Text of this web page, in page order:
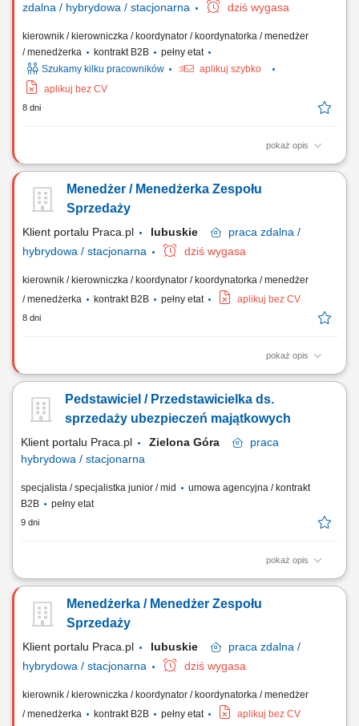
zdalna / hybrydowa / stacjonarna
dziś wygasa
kierownik / kierowniczka / koordynator / koordynatorka / menedżer
/ menedżerka
kontrakt B2B
pełny etat
Szukamy kilku pracowników
aplikuj szybko
aplikuj bez CV
8 dni
pokaż opis
Twój zakres obowiązków: Twoim zadaniem będzie prowadzenie
Będziesz zarządzał/a podległym zespołem Doradców
Ubezpieczeniowych. Będziesz odpowiedzialny/a za wdrożenie
Menedżer / Menedżerka Zespołu
Sprzedaży
Klient portalu Praca.pl lubuskie praca zdalna /
hybrydowa / stacjonarna
dziś wygasa
kierownik / kierowniczka / koordynator / koordynatorka / menedżer
/ menedżerka
kontrakt B2B pełny etat aplikuj bez CV
8 dni
pokaż opis
Rekrutacja i budowa zespołu Doradców Ubezpieczeniowych.
Wdrażanie nowych Doradców w sprzedaż produktów
ubezpieczeniowych. Bieżące wsparcie zespołu w realizacji celów.
Pedstawiciel / Przedstawicielka ds.
sprzedaży ubezpieczeń majątkowych
Klient portalu Praca.pl Zielona Góra
praca
hybrydowa / stacjonarna
specjalista / specjalistka junior / mid
umowa agencyjna / kontrakt
B2B
pełny etat
9 dni
pokaż opis
Aktywne budowanie i długofalowe rozwijanie partnerskich relacji z
dopasowania optymalnych planów ochronnych. Przeprowadzanie
spotkań doradczych zarówno w formie zdalnej, jak i podczas
Menedżerka / Menedżer Zespołu
Sprzedaży
Klient portalu Praca.pl lubuskie praca zdalna /
hybrydowa / stacjonarna
dziś wygasa
kierownik / kierowniczka / koordynator / koordynatorka / menedżer
/ menedżerka
kontrakt B2B pełny etat aplikuj bez CV